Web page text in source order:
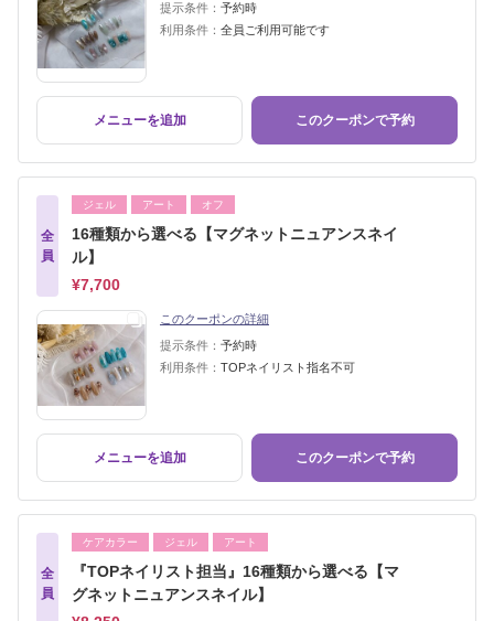
提示条件： 予約時
利用条件： 全員ご利用可能です
メニューを追加 このクーポンで予約
全
員
ジェル アート オフ
16種類から選べる【マグネットニュアンスネイ
ル】
¥7,700
このクーポンの詳細
提示条件： 予約時
利用条件： TOPネイリスト指名不可
メニューを追加 このクーポンで予約
全
員
ケアカラー ジェル アート
『TOPネイリスト担当』16種類から選べる【マ
グネットニュアンスネイル】